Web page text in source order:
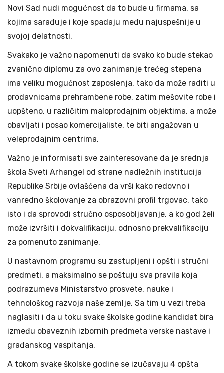
Novi Sad nudi mogućnost da to bude u firmama, sa
kojima sarađuje i koje spadaju među najuspešnije u
svojoj delatnosti.
Svakako je važno napomenuti da svako ko bude stekao
zvanično diplomu za ovo zanimanje trećeg stepena
ima veliku mogućnost zaposlenja, tako da može raditi u
prodavnicama prehrambene robe, zatim mešovite robe i
uopšteno, u različitim maloprodajnim objektima, a može
obavljati i posao komercijaliste, te biti angažovan u
veleprodajnim centrima.
Važno je informisati sve zainteresovane da je srednja
škola Sveti Arhangel od strane nadležnih institucija
Republike Srbije ovlašćena da vrši kako redovno i
vanredno školovanje za obrazovni profil trgovac, tako
isto i da sprovodi stručno osposobljavanje, a ko god želi
može izvršiti i dokvalifikaciju, odnosno prekvalifikaciju
za pomenuto zanimanje.
U nastavnom programu su zastupljeni i opšti i stručni
predmeti, a maksimalno se poštuju sva pravila koja
podrazumeva Ministarstvo prosvete, nauke i
tehnološkog razvoja naše zemlje. Sa tim u vezi treba
naglasiti i da u toku svake školske godine kandidat bira
između obaveznih izbornih predmeta verske nastave i
građanskog vaspitanja.
A tokom svake školske godine se izučavaju 4 opšta